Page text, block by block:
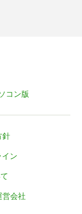
コン版
針
ン
営会社